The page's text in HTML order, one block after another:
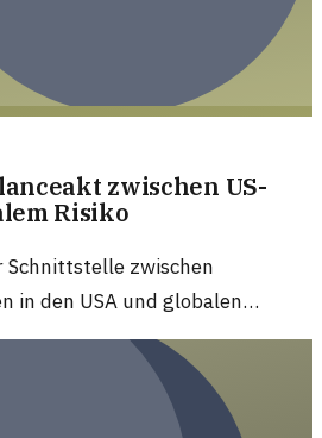
zwischen US-
Risiko
Schnittstelle zwischen
in den USA und globalen
Wie wird sich das